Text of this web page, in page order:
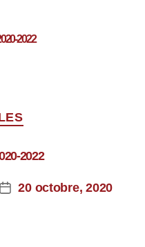
2022
2022
20 octobre, 2020